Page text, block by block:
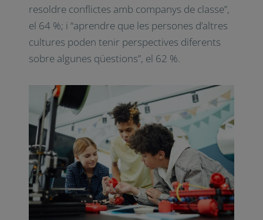
resoldre conflictes amb companys de classe”,
el 64 %; i “aprendre que les persones d’altres
cultures poden tenir perspectives diferents
sobre algunes qüestions”, el 62 %.